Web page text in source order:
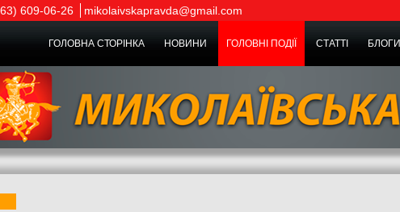
609-06-26 mikolaivskapravda@gmail.com
ГОЛОВНА СТОРІНКА НОВИНИ ГОЛОВНІ ПОДІЇ СТАТТІ БЛОГИ